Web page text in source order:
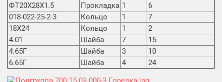
ФТ20Х28Х1.5
Прокладка 1
6
018-022-25-2-3
Кольцо 1
7
18Х24
Кольцо 1
2
4.01
Шайба 7
15
4.65Г
Шайба 3
10
6.65Г
Шайба 4 24